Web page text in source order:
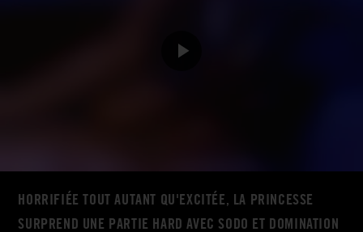
HORRIFIÉE TOUT AUTANT QU'EXCITÉE, LA PRINCESSE
SURPREND UNE PARTIE HARD AVEC SODO ET DOMINATION